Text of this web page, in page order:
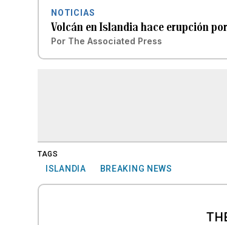
NOTICIAS
Volcán en Islandia hace erupción
Por The Associated Press
TAGS
ISLANDIA BREAKING NEWS